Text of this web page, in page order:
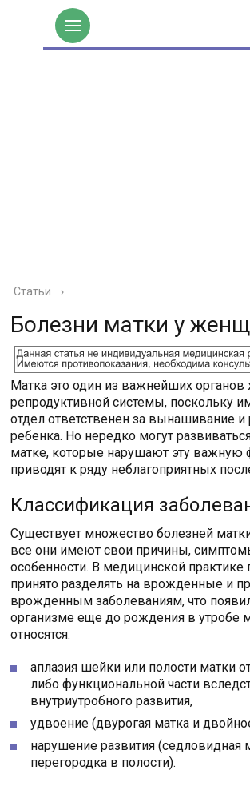
Статьи ›
Болезни матки у
Матка это один из важнейших органов
репродуктивной системы, поскольку
отдел ответственен за вынашивание
ребенка. Но нередко могут
матке, которые нарушают эту важную
приводят к ряду неблагоприятных
Классификация
Существует множество болезней
все они имеют свои причины,
особенности. В медицинской практике
принято разделять на врожденные и
врожденным заболеваниям, что
организме еще до рождения в утробе
относятся:
аплазия шейки или полости матки
либо функциональной части
внутриутробного развития,
удвоение (двурогая матка и
нарушение развития (седловидная
перегородка в полости).